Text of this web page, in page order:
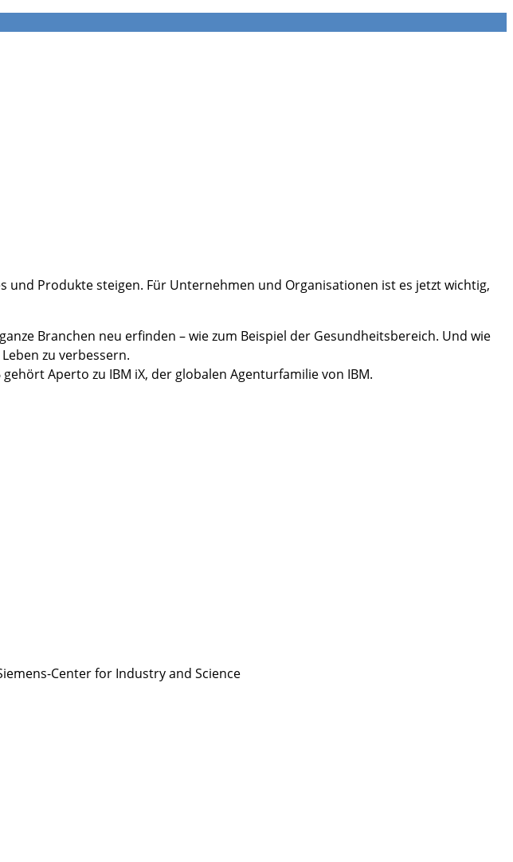
Produkte steigen. Für Unternehmen und Organisationen ist es jetzt wichtig,
Branchen neu erfinden – wie zum Beispiel der Gesundheitsbereich. Und wie
zu verbessern.
Aperto zu IBM iX, der globalen Agenturfamilie von IBM.
Center for Industry and Science